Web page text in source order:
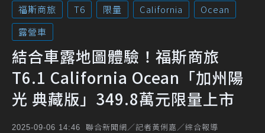
福斯商旅 T6 限量 California
Ocean
露營車
結合車露地圖體驗！福斯商旅
T6.1 California Ocean「加州陽
光 典藏版」349.8萬元限量上市
2025-09-06 14:46 聯合新聞網／記者黃俐嘉／綜合報導